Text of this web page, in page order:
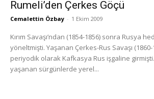
Rumeli’den Çerkes Göçü
Cemalettin Özbay - 1 Ekim 2009
Kırım Savaşı’ndan (1854-1856) sonra Rusya
yöneltmişti. Yaşanan Çerkes-Rus Savaşı (1860-
periyodik olarak Kafkasya Rus işgaline
yaşanan sürgünlerde yerel...